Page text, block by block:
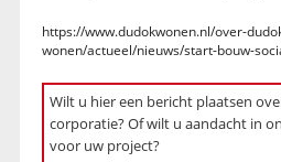
https://www.dudokwonen.nl/over-
wonen/actueel/nieuws/start-bouw-
Wilt u hier een bericht plaatsen
corporatie? Of wilt u aandacht in
voor uw project?